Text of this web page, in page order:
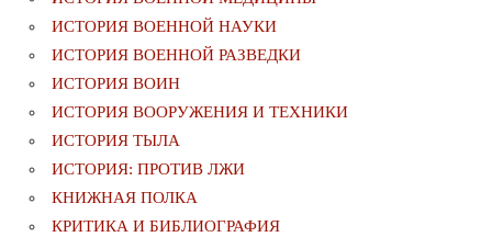
ИСТОРИЯ ВОЕННОЙ НАУКИ
ИСТОРИЯ ВОЕННОЙ РАЗВЕДКИ
ИСТОРИЯ ВОИН
ИСТОРИЯ ВООРУЖЕНИЯ И ТЕХНИКИ
ИСТОРИЯ ТЫЛА
ИСТОРИЯ: ПРОТИВ ЛЖИ
КНИЖНАЯ ПОЛКА
КРИТИКА И БИБЛИОГРАФИЯ